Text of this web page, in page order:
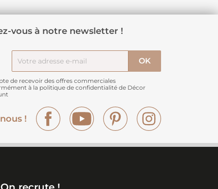
vous à notre newsletter !
de recevoir des offres commerciales
à la politique de confidentialité de Décor
!
Facebook YouTube Pinterest